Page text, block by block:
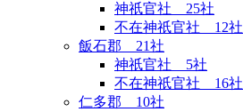
神祇官社 25社
不在神祇官社 12社
飯石郡 21社
神祇官社 5社
不在神祇官社 16社
仁多郡 10社